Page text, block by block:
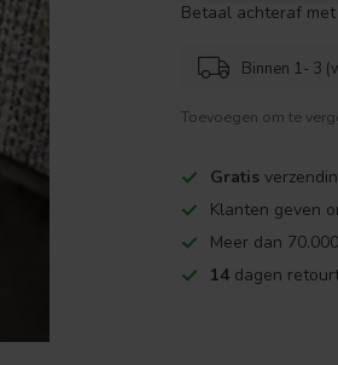
Betaal achteraf met
Binnen 1- 3
Toevoegen om te
Gratis
Klanten geven
Meer dan
14 dagen